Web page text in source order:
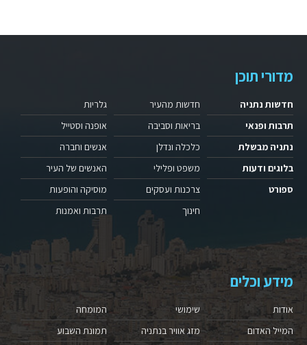
מדורי תוכן
חדשות נתניה
תרבות ופנאי
נתניה מבשלת
בלוגים ודעות
ספורט
חדשות מהעיר
בריאות וסביבה
כלכלה ונדלן
משפט ופלילי
צרכנות ועסקים
חינוך
גלריות
אופנה וסטייל
אנשים וחברה
האנשים של העיר
מוסיקה והופעות
תרבות ואמנות
מידע וכלים
אודות
המייל האדום
שימושי
מזג אוויר בנתניה
המומחה
תמונת השבוע